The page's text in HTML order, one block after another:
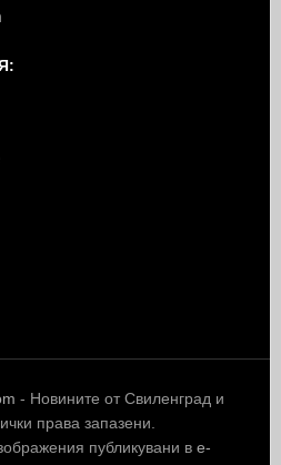
- Новините от Свиленград и
права запазени.
публикувани в e-